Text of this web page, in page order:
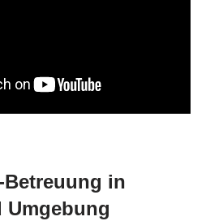
Betreuung in
Umgebung